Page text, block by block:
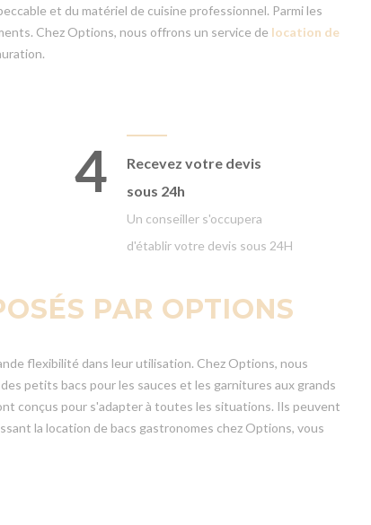
et du matériel de cuisine professionnel. Parmi les
Chez Options, nous offrons un service de location de
4
Recevez votre devis
sous 24h
Un conseiller s'occupera
d'établir votre devis sous 24H
PAR OPTIONS
flexibilité dans leur utilisation. Chez Options, nous
petits bacs pour les sauces et les garnitures aux grands
conçus pour s'adapter à toutes les situations. Ils peuvent
la location de bacs gastronomes chez Options, vous